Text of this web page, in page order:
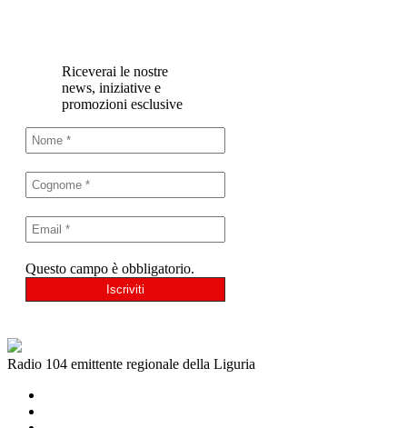
Riceverai le nostre
news, iniziative e
promozioni esclusive
Questo campo è obbligatorio.
Radio 104 emittente regionale della Liguria